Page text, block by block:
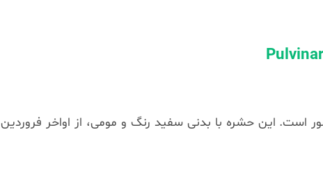
این حشره با بدنی سفید رنگ و مومی، از اواخر فروردین